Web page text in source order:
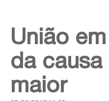
União
da causa
maior